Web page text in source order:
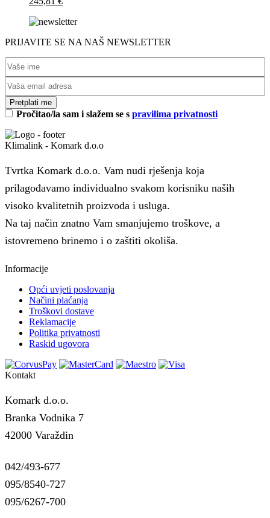
PRIJAVITE SE NA NAŠ NEWSLETTER
Pročitao/la sam i slažem se s pravilima privatnosti
Klimalink - Komark d.o.o
Tvrtka Komark d.o.o. Vam nudi rješenja koja
prilagođavamo individualno svakom korisniku naših
visoko kvalitetnih proizvoda i usluga.
Na taj način znatno Vam smanjujemo troškove, a
istovremeno brinemo i o zaštiti okoliša.
Informacije
Opći uvjeti poslovanja
Načini plaćanja
Troškovi dostave
Reklamacije
Politika privatnosti
Raskid ugovora
Kontakt
Komark d.o.o.
Branka Vodnika 7
42000 Varaždin
042/493-677
095/8540-727
095/6267-700